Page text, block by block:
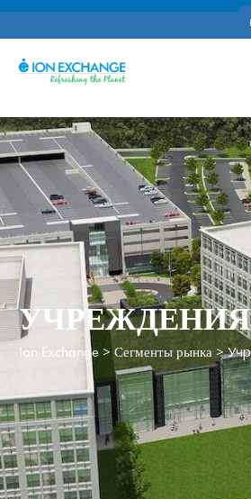
УЧРЕЖДЕНИЯ
Ion Exchange >Сегменты рынка >